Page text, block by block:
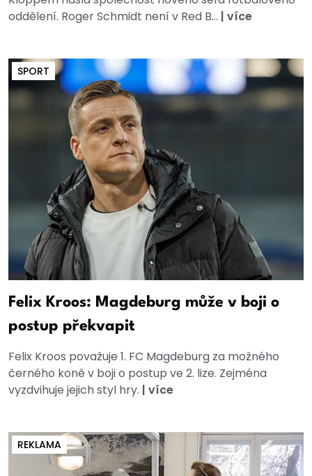
oddělení. Roger Schmidt není v Red B... | více
SPORT
Felix Kroos: Magdeburg může v boji o
postup překvapit
Felix Kroos považuje 1. FC Magdeburg za možného
černého koně v boji o postup ve 2. lize. Zejména
vyzdvihuje jejich styl hry. | více
REKLAMA